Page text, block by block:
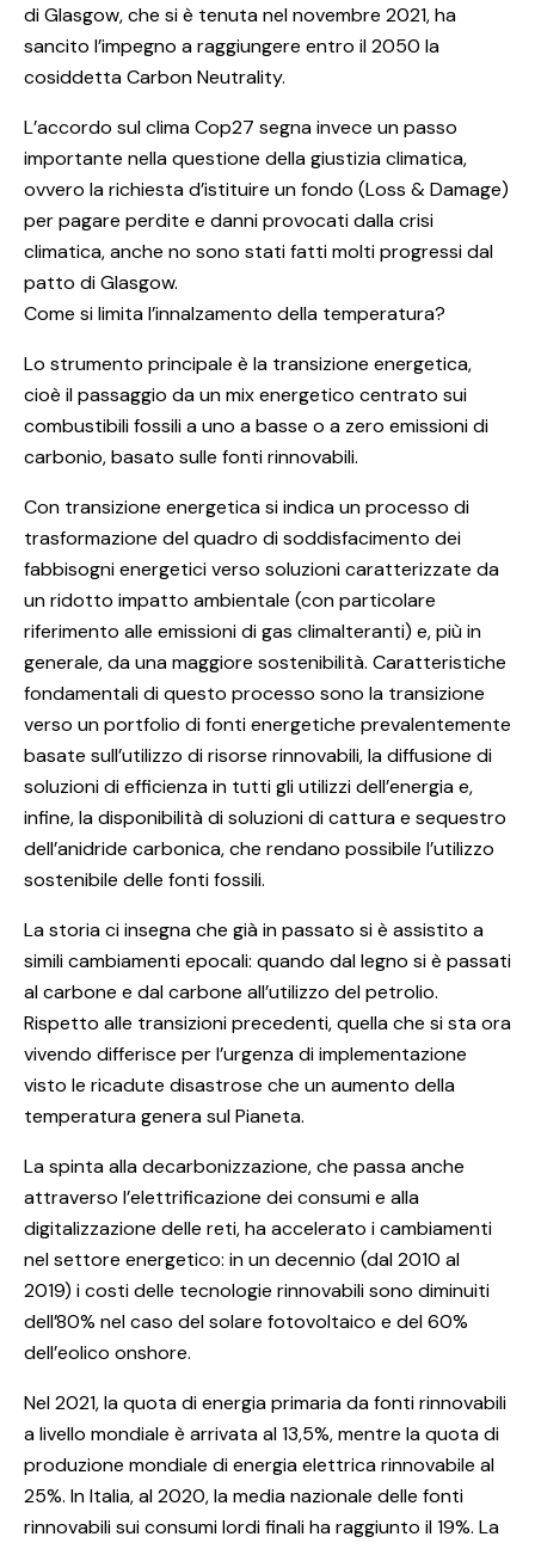
di Glasgow, che si è tenuta nel novembre 2021, ha
sancito l’impegno a raggiungere entro il 2050 la
cosiddetta Carbon Neutrality.
L’accordo sul clima Cop27 segna invece un passo
importante nella questione della giustizia climatica,
ovvero la richiesta d’istituire un fondo (Loss & Damage)
per pagare perdite e danni provocati dalla crisi
climatica, anche no sono stati fatti molti progressi dal
patto di Glasgow.
Come si limita l’innalzamento della temperatura?
Lo strumento principale è la transizione energetica,
cioè il passaggio da un mix energetico centrato sui
combustibili fossili a uno a basse o a zero emissioni di
carbonio, basato sulle fonti rinnovabili.
Con transizione energetica si indica un processo di
trasformazione del quadro di soddisfacimento dei
fabbisogni energetici verso soluzioni caratterizzate da
un ridotto impatto ambientale (con particolare
riferimento alle emissioni di gas climalteranti) e, più in
generale, da una maggiore sostenibilità. Caratteristiche
fondamentali di questo processo sono la transizione
verso un portfolio di fonti energetiche prevalentemente
basate sull’utilizzo di risorse rinnovabili, la diffusione di
soluzioni di efficienza in tutti gli utilizzi dell’energia e,
infine, la disponibilità di soluzioni di cattura e sequestro
dell’anidride carbonica, che rendano possibile l’utilizzo
sostenibile delle fonti fossili.
La storia ci insegna che già in passato si è assistito a
simili cambiamenti epocali: quando dal legno si è passati
al carbone e dal carbone all’utilizzo del petrolio.
Rispetto alle transizioni precedenti, quella che si sta ora
vivendo differisce per l’urgenza di implementazione
visto le ricadute disastrose che un aumento della
temperatura genera sul Pianeta.
La spinta alla decarbonizzazione, che passa anche
attraverso l’elettrificazione dei consumi e alla
digitalizzazione delle reti, ha accelerato i cambiamenti
nel settore energetico: in un decennio (dal 2010 al
2019) i costi delle tecnologie rinnovabili sono diminuiti
dell’80% nel caso del solare fotovoltaico e del 60%
dell’eolico onshore.
Nel 2021, la quota di energia primaria da fonti rinnovabili
a livello mondiale è arrivata al 13,5%, mentre la quota di
produzione mondiale di energia elettrica rinnovabile al
25%. In Italia, al 2020, la media nazionale delle fonti
rinnovabili sui consumi lordi finali ha raggiunto il 19%. La